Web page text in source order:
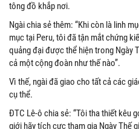
tông đồ khắp nơi.
Ngài chia sẻ thêm: “Khi còn là linh
mục tại Peru, tôi đã tận mắt chứng
quảng đại được thể hiện trong Ngày
cả một cộng đoàn như thế nào”.
Vì thế, ngài đã giao cho tất cả các
cụ thể.
ĐTC Lê-ô chia sẻ: “Tôi tha thiết kêu
giới hãy tích cực tham gia Ngày Thế